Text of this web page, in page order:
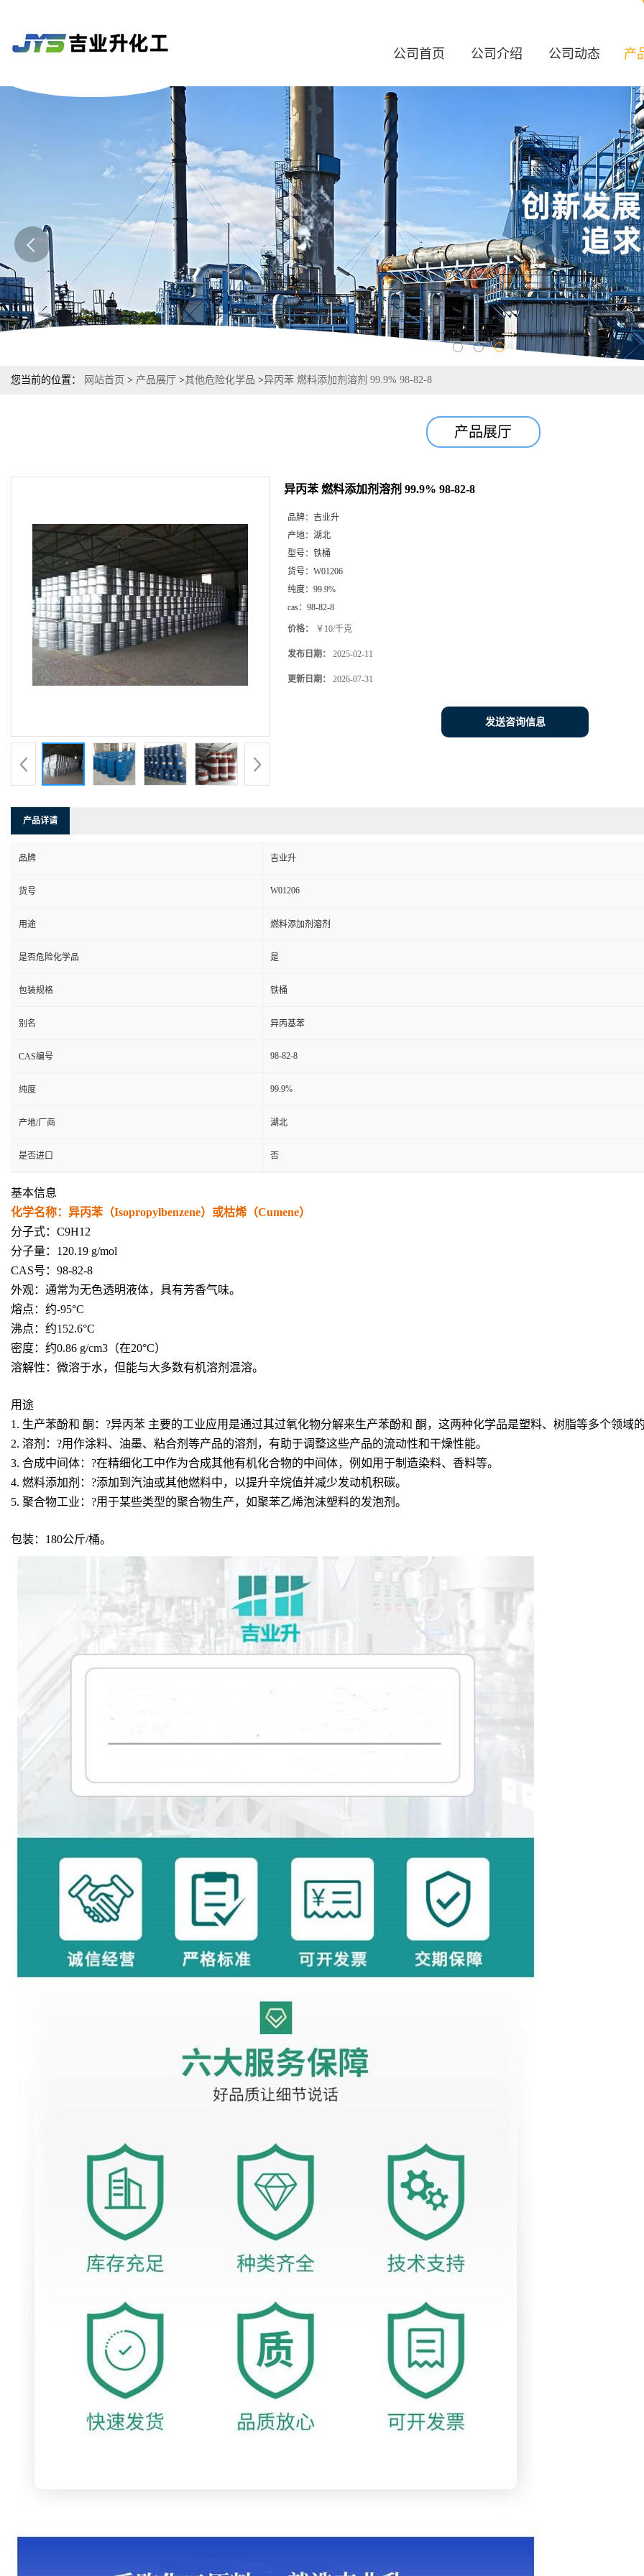
公司首页 公司介绍 公司动态 产
您当前的位置： 网站首页 > 产品展厅 >其他危险化学品 >异丙苯 燃料添加剂溶剂 99.9% 98-82-8
产品展厅
异丙苯 燃料添加剂溶剂 99.9% 98-82-8
品牌： 吉业升
产地： 湖北
型号： 铁桶
货号： W01206
纯度： 99.9%
cas： 98-82-8
价格： ￥10/千克
发布日期： 2025-02-11
更新日期： 2026-07-31
发送咨询信息
产品详请
品牌 吉业升
货号 W01206
用途 燃料添加剂溶剂
是否危险化学品 是
包装规格 铁桶
别名 异丙基苯
CAS编号 98-82-8
纯度 99.9%
产地/厂商 湖北
是否进口 否
基本信息
化学名称：异丙苯（Isopropylbenzene）或枯烯（Cumene）
分子式：C9H12
分子量：120.19 g/mol
CAS号：98-82-8
外观：通常为无色透明液体，具有芳香气味。
熔点：约-95°C
沸点：约152.6°C
密度：约0.86 g/cm3（在20°C）
溶解性：微溶于水，但能与大多数有机溶剂混溶。
用途
1. 生产苯酚和 酮：?异丙苯 主要的工业应用是通过其过氧化物分解来生产苯酚和 酮，这两种化学品是塑料、树脂等多个领域
2. 溶剂：?用作涂料、油墨、粘合剂等产品的溶剂，有助于调整这些产品的流动性和干燥性能。
3. 合成中间体：?在精细化工中作为合成其他有机化合物的中间体，例如用于制造染料、香料等。
4. 燃料添加剂：?添加到汽油或其他燃料中，以提升辛烷值并减少发动机积碳。
5. 聚合物工业：?用于某些类型的聚合物生产，如聚苯乙烯泡沫塑料的发泡剂。
包装：180公斤/桶。